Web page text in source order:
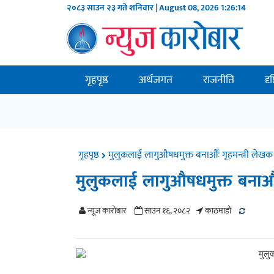
२०८३ साउन २३ गते शनिवार | August 08, 20261:26:14
गृहपृष्ठ अर्थजगत राजनीति
गृहपृष्ठ मुलुकलाई लागुऔषधमुक्त बनाऔँः गृहमन्त्री लेखक
मुलुकलाई लागुऔषधमुक्त
न्यूज काराेबार साउन १६, २०८२ काठमाडाैं